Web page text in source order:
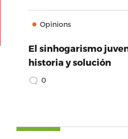
Opinions
El sinhogarismo
historia y solución
0